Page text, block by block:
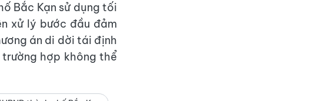
Bắc Kạn sử dụng tối
xử lý bước đầu đảm
án di dời tái định
hợp không thể